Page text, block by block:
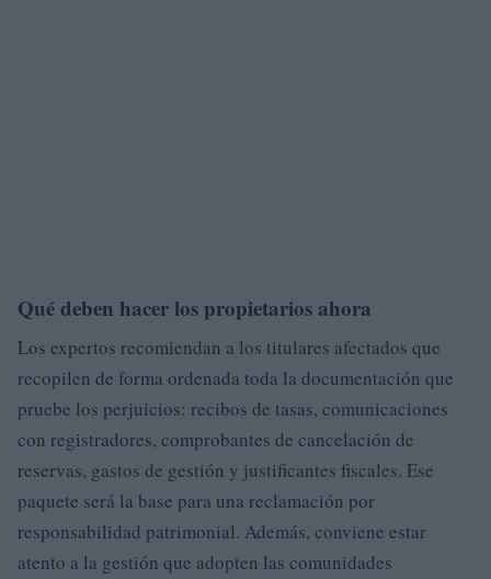
Qué deben hacer los propietarios ahora
Los expertos recomiendan a los titulares afectados que
recopilen de forma ordenada toda la documentación que
pruebe los perjuicios: recibos de tasas, comunicaciones
con registradores, comprobantes de cancelación de
reservas, gastos de gestión y justificantes fiscales. Ese
paquete será la base para una reclamación por
responsabilidad patrimonial. Además, conviene estar
atento a la gestión que adopten las comunidades